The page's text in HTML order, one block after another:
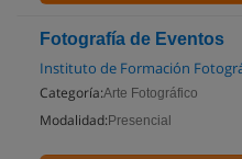
Fotografía de Eventos
Instituto de Formación
Categoría:Arte Fotográfico
Modalidad: Presencial